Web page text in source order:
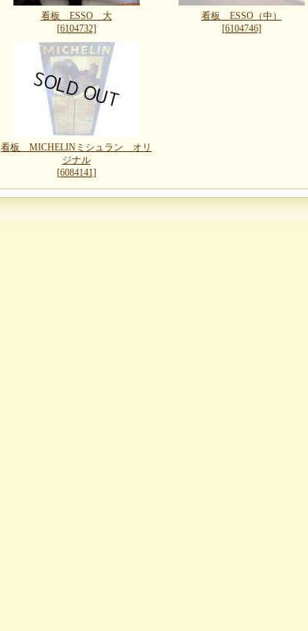
看板 ESSO 大
[6104732]
看板 ESSO（中）
[6104746]
看板 MICHELINミシュラン オリ
ジナル
[6084141]